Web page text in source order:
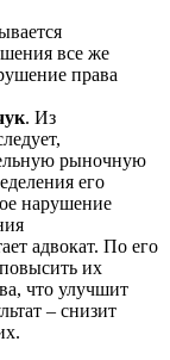
все же
права
. Из
рыночную
его
нарушение
адвокат. По его
их
что улучшит
– снизит